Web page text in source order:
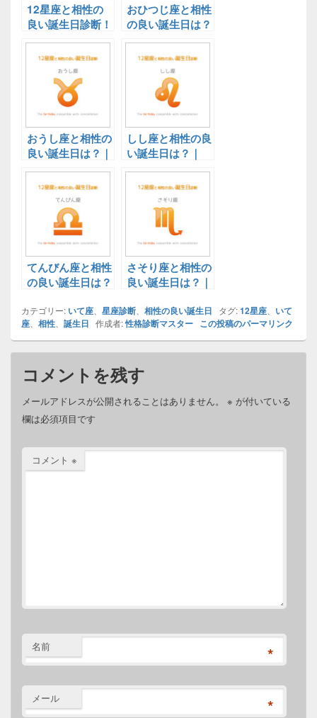
12星座と相性の
良い誕生日診断！
決定版
おひつじ座と相性
の良い誕生日は？
｜12星座と相性
の良い誕生日診
断！決定版
おうし座と相性の
良い誕生日は？｜
12星座と相性の
良い誕生日診断！
決定版
しし座と相性の良
い誕生日は？｜
12星座と相性の
良い誕生日診断！
決定版
てんびん座と相性
の良い誕生日は？
の良い誕生日診
断！決定版
さそり座と相性の
良い誕生日は？｜
良い誕生日診断！
決定版
カテゴリー: いて座 星座診断 相性の良い誕生日 タグ:12星座
いて
座
相性 誕生日 作成者:性格診断マスター この投稿のパーマリンク
コメントを残す
メールアドレスが公開されることはありません。 ※ が付いている
欄は必須項目です
コメント ※
名前 *
メール *